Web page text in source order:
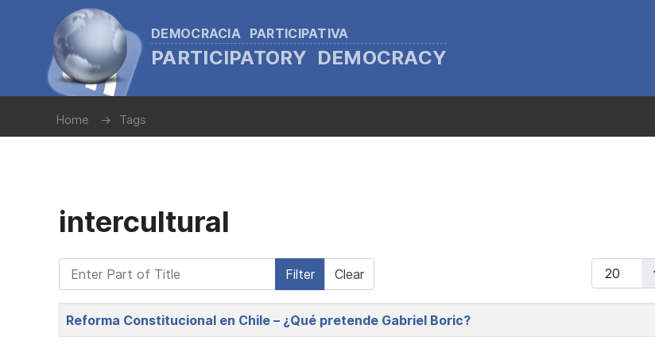
DEMOCRACIA PARTICIPATIVA
PARTICIPATORY DEMOCRACY
Home Tags
intercultural
Enter Part of Title Filter Clear Display #
Title
Reforma Constitucional en Chile – ¿Qué pretende Gabriel Boric?